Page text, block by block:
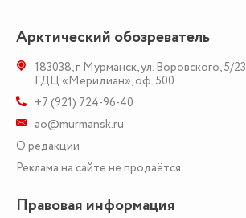
Арктический обозреватель
183038,г. Мурманск,ул. Воровского, 5/23
ГДЦ «Меридиан», оф. 500
+7 (921) 724-96-40
ao@murmansk.ru
О редакции
Реклама на сайте не продаётся
Правовая информация